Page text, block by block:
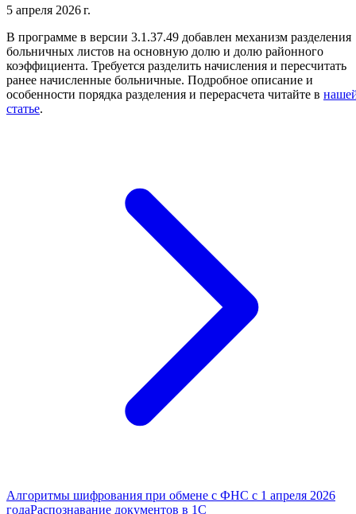
5 апреля 2026 г.
В программе в версии 3.1.37.49 добавлен механизм разделения
больничных листов на основную долю и долю районного
коэффициента. Требуется разделить начисления и пересчитать
ранее начисленные больничные. Подробное описание и
особенности порядка разделения и перерасчета читайте в
статье.
Алгоритмы шифрования при обмене с ФНС с 1 апреля 2026
годаРаспознавание документов в 1С